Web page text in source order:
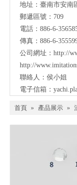
地址：臺南市安南
郵遞區號：709
電話：886-6-
傳真：886-6-
公司網址： http://
http://
聯絡人：侯小姐
電子信箱：
首頁 » 產品展示 »